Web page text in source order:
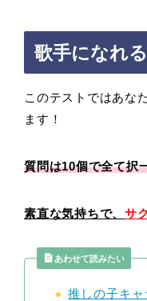
歌手になれ
このテストではあな
ます！
質問は10個で全て択
素直な気持ちで、 サ
あわせて読みたい
推しの子キャ